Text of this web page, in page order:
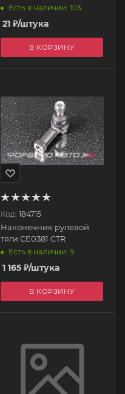
2101-3003066 ПЛАСТИК
Есть в наличии: 103
21₽/штука
В КОРЗИНУ
Код: 184715
Наконечник рулевой
тяги CE0381 CTR
Есть в наличии: 9
1 165₽/штука
В КОРЗИНУ